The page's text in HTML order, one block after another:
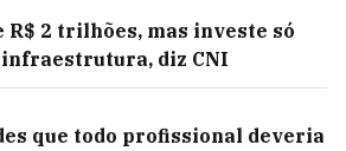
2 trilhões, mas investe só
infraestrutura, diz CNI
que todo profissional deveria